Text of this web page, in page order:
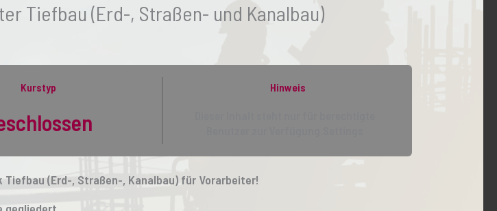
Tiefbau (Erd-, Straßen- und Kanalbau)
Kurstyp Hinweis
(Erd-, Straßen-, Kanalbau) für Vorarbeiter!